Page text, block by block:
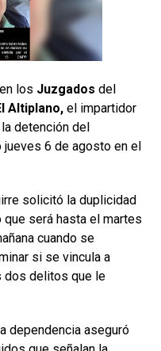
los Juzgados del
Altiplano, el impartidor
detención del
jueves 6 de agosto en el
solicitó la duplicidad
será hasta el martes
cuando se
si se vincula a
dos delitos que le
dependencia aseguró